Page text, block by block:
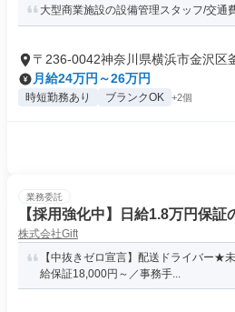
大型商業施設の設備管理スタッフ/交通
〒236-0042神奈川県横浜市金沢区
月給24万円～26万円
時短勤務あり ブランクOK +2個
業務委託
【採用強化中】日給1.8万円保
株式会社Gift
【中抜きゼロ宣言】配送ドライバー★
給保証18,000円～／事務手...